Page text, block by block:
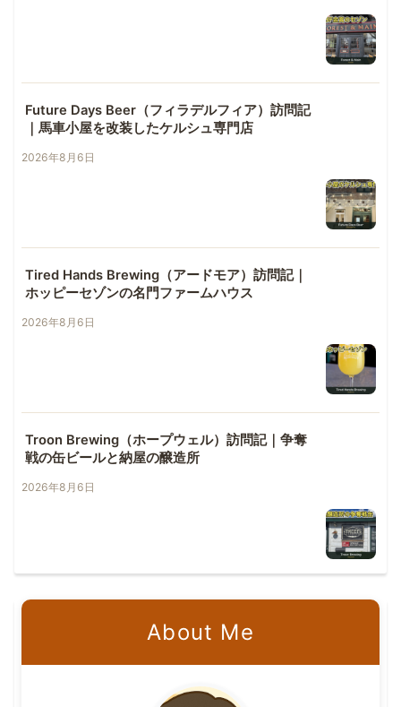
Future Days Beer（フィラデルフィア）訪問記
｜馬車小屋を改装したケルシュ専門店
2026年8月6日
Tired Hands Brewing（アードモア）訪問記｜
ホッピーセゾンの名門ファームハウス
2026年8月6日
Troon Brewing（ホープウェル）訪問記｜争奪
戦の缶ビールと納屋の醸造所
2026年8月6日
About Me